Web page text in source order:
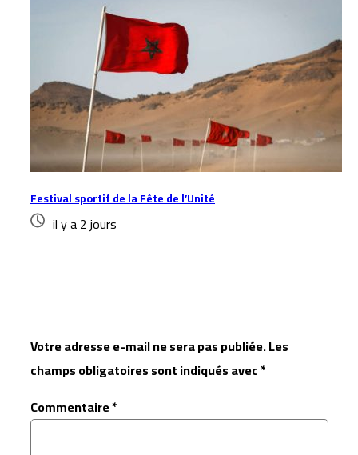
Festival sportif de la Fête de l’Unité
il y a 2 jours
Votre adresse e-mail ne sera pas publiée.Les
champs obligatoires sont indiqués avec*
Commentaire*